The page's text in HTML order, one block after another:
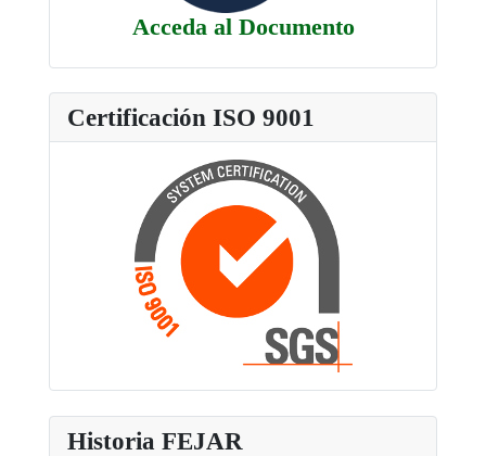
Acceda al Documento
Certificación ISO 9001
Historia FEJAR